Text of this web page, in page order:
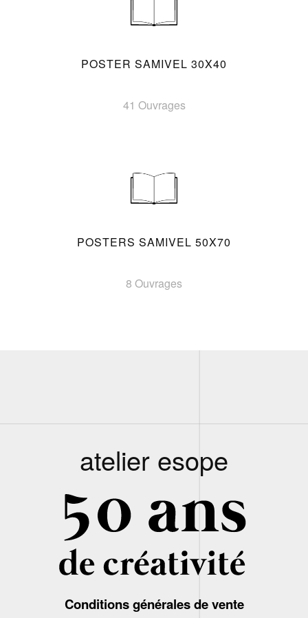
POSTER SAMIVEL 30X40
41 Ouvrages
POSTERS SAMIVEL 50X70
8 Ouvrages
atelier esope
Conditions générales de vente